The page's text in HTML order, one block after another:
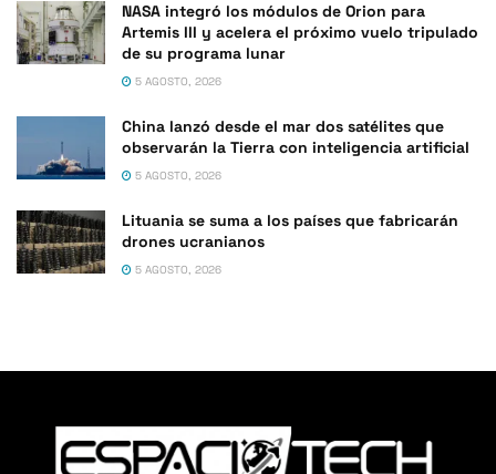
NASA integró los módulos de Orion para
Artemis III y acelera el próximo vuelo tripulado
de su programa lunar
5 AGOSTO, 2026
China lanzó desde el mar dos satélites que
observarán la Tierra con inteligencia artificial
5 AGOSTO, 2026
Lituania se suma a los países que fabricarán
drones ucranianos
5 AGOSTO, 2026